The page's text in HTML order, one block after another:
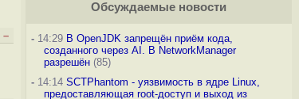
–
Обсуждаемые новости
-14:29 В OpenJDK запрещён приём кода,
созданного через AI. В NetworkManager
разрешён(85)
-14:14 SCTPhantom - уязвимость в ядре Linux,
предоставляющая root-доступ и выход из